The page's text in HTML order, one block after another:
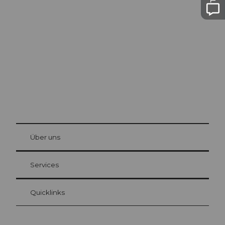
Gästekarte Luzern
Ihre Vorteile als Übernachtungsgast
at Bre
Über uns
Services
Quicklinks